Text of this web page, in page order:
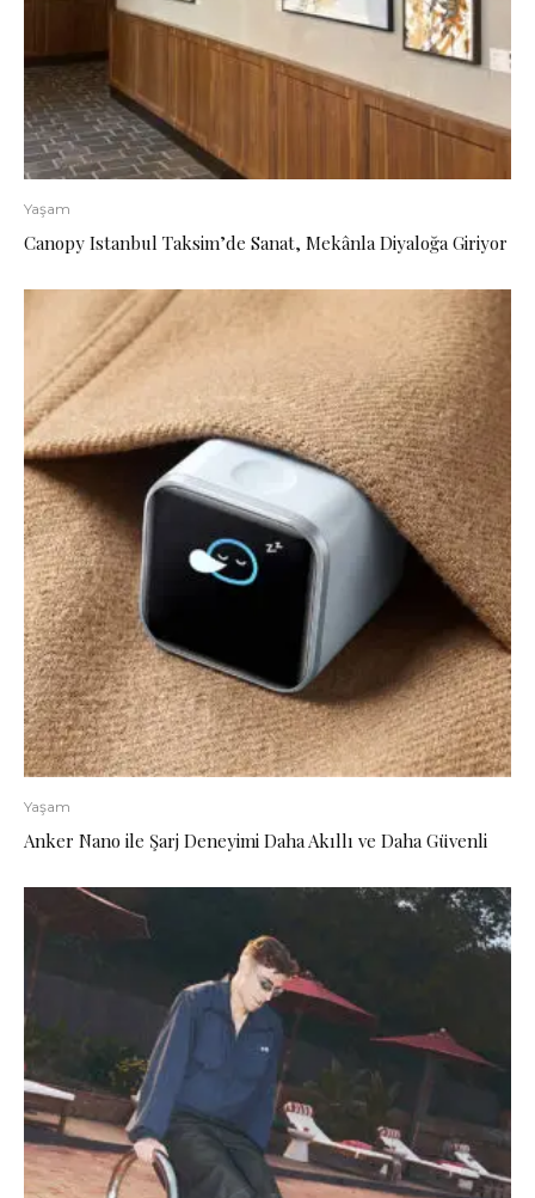
Yaşam
Canopy Istanbul Taksim’de Sanat, Mekânla Diyaloğa Giriyor
Yaşam
Anker Nano ile Şarj Deneyimi Daha Akıllı ve Daha Güvenli